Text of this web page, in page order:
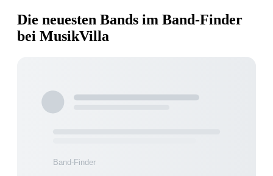
Die neuesten Bands im Band-Finder
bei MusikVilla